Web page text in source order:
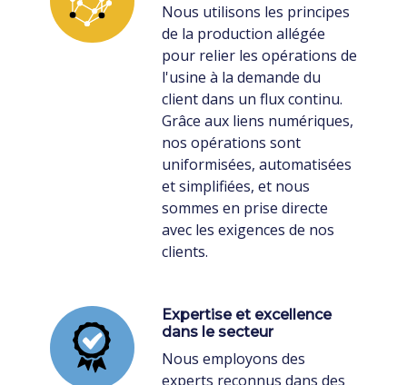
Nous utilisons les principes
de la production allégée
pour relier les opérations de
l'usine à la demande du
client dans un flux continu.
Grâce aux liens numériques,
nos opérations sont
uniformisées, automatisées
et simplifiées, et nous
sommes en prise directe
avec les exigences de nos
clients.
Expertise et excellence
dans le secteur
Nous employons des
experts reconnus dans des